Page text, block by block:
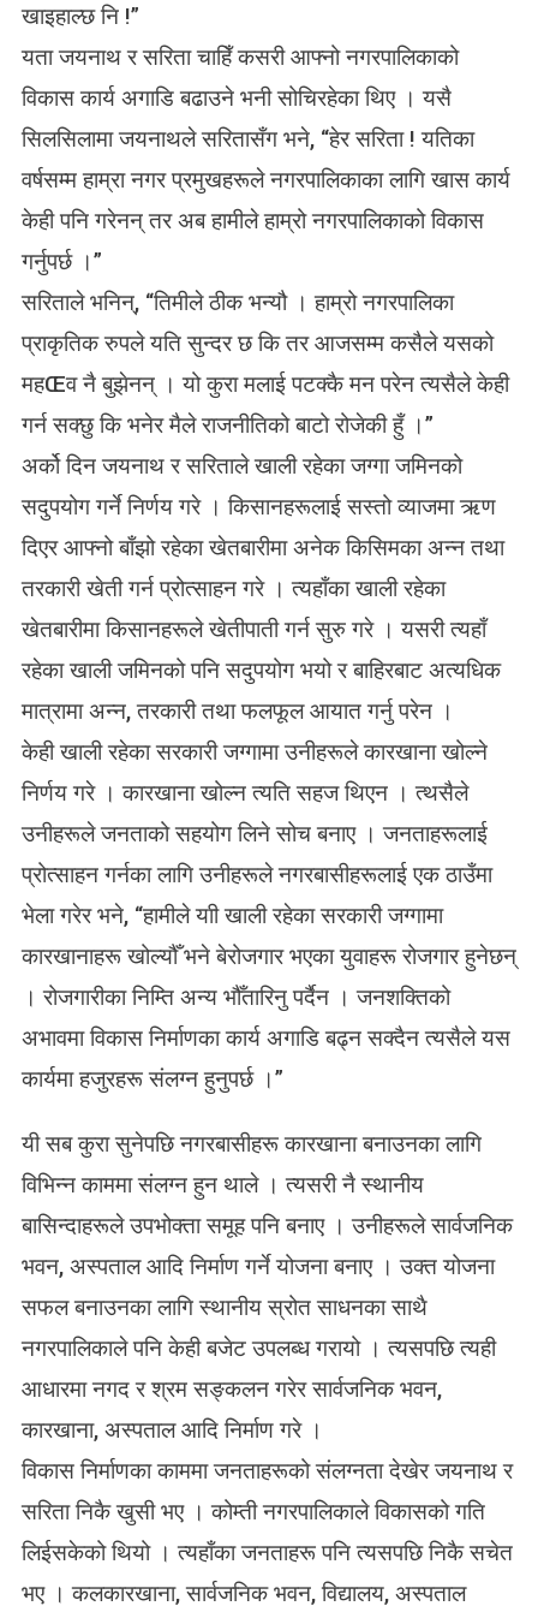
खाइहाल्छ नि !”
यता जयनाथ र सरिता चाहिँ कसरी आफ्नो नगरपालिकाको
विकास कार्य अगाडि बढाउने भनी सोचिरहेका थिए । यसै
सिलसिलामा जयनाथले सरितासँग भने, “हेर सरिता ! यतिका
वर्षसम्म हाम्रा नगर प्रमुखहरूले नगरपालिकाका लागि खास कार्य
केही पनि गरेनन् तर अब हामीले हाम्रो नगरपालिकाको विकास
गर्नुपर्छ ।”
सरिताले भनिन्, “तिमीले ठीक भन्यौ । हाम्रो नगरपालिका
प्राकृतिक रुपले यति सुन्दर छ कि तर आजसम्म कसैले यसको
महŒव नै बुझेनन् । यो कुरा मलाई पटक्कै मन परेन त्यसैले केही
गर्न सक्छु कि भनेर मैले राजनीतिको बाटो रोजेकी हुँ ।”
अर्को दिन जयनाथ र सरिताले खाली रहेका जग्गा जमिनको
सदुपयोग गर्ने निर्णय गरे । किसानहरूलाई सस्तो व्याजमा ऋण
दिएर आफ्नो बाँझो रहेका खेतबारीमा अनेक किसिमका अन्न तथा
तरकारी खेती गर्न प्रोत्साहन गरे । त्यहाँका खाली रहेका
खेतबारीमा किसानहरूले खेतीपाती गर्न सुरु गरे । यसरी त्यहाँ
रहेका खाली जमिनको पनि सदुपयोग भयो र बाहिरबाट अत्यधिक
मात्रामा अन्न, तरकारी तथा फलफूल आयात गर्नु परेन ।
केही खाली रहेका सरकारी जग्गामा उनीहरूले कारखाना खोल्ने
निर्णय गरे । कारखाना खोल्न त्यति सहज थिएन । त्थसैले
उनीहरूले जनताको सहयोग लिने सोच बनाए । जनताहरूलाई
प्रोत्साहन गर्नका लागि उनीहरूले नगरबासीहरूलाई एक ठाउँमा
भेला गरेर भने, “हामीले याी खाली रहेका सरकारी जग्गामा
कारखानाहरू खोल्यौँ भने बेरोजगार भएका युवाहरू रोजगार हुनेछन्
। रोजगारीका निम्ति अन्य भौँतारिनु पर्दैन । जनशक्तिको
अभावमा विकास निर्माणका कार्य अगाडि बढ्न सक्दैन त्यसैले यस
कार्यमा हजुरहरू संलग्न हुनुपर्छ ।”
यी सब कुरा सुनेपछि नगरबासीहरू कारखाना बनाउनका लागि
विभिन्न काममा संलग्न हुन थाले । त्यसरी नै स्थानीय
बासिन्दाहरूले उपभोक्ता समूह पनि बनाए । उनीहरूले सार्वजनिक
भवन, अस्पताल आदि निर्माण गर्ने योजना बनाए । उक्त योजना
सफल बनाउनका लागि स्थानीय स्रोत साधनका साथै
नगरपालिकाले पनि केही बजेट उपलब्ध गरायो । त्यसपछि त्यही
आधारमा नगद र श्रम सङ्कलन गरेर सार्वजनिक भवन,
कारखाना, अस्पताल आदि निर्माण गरे ।
विकास निर्माणका काममा जनताहरूको संलग्नता देखेर जयनाथ र
सरिता निकै खुसी भए । कोम्ती नगरपालिकाले विकासको गति
लिईसकेको थियो । त्यहाँका जनताहरू पनि त्यसपछि निकै सचेत
भए । कलकारखाना, सार्वजनिक भवन, विद्यालय, अस्पताल